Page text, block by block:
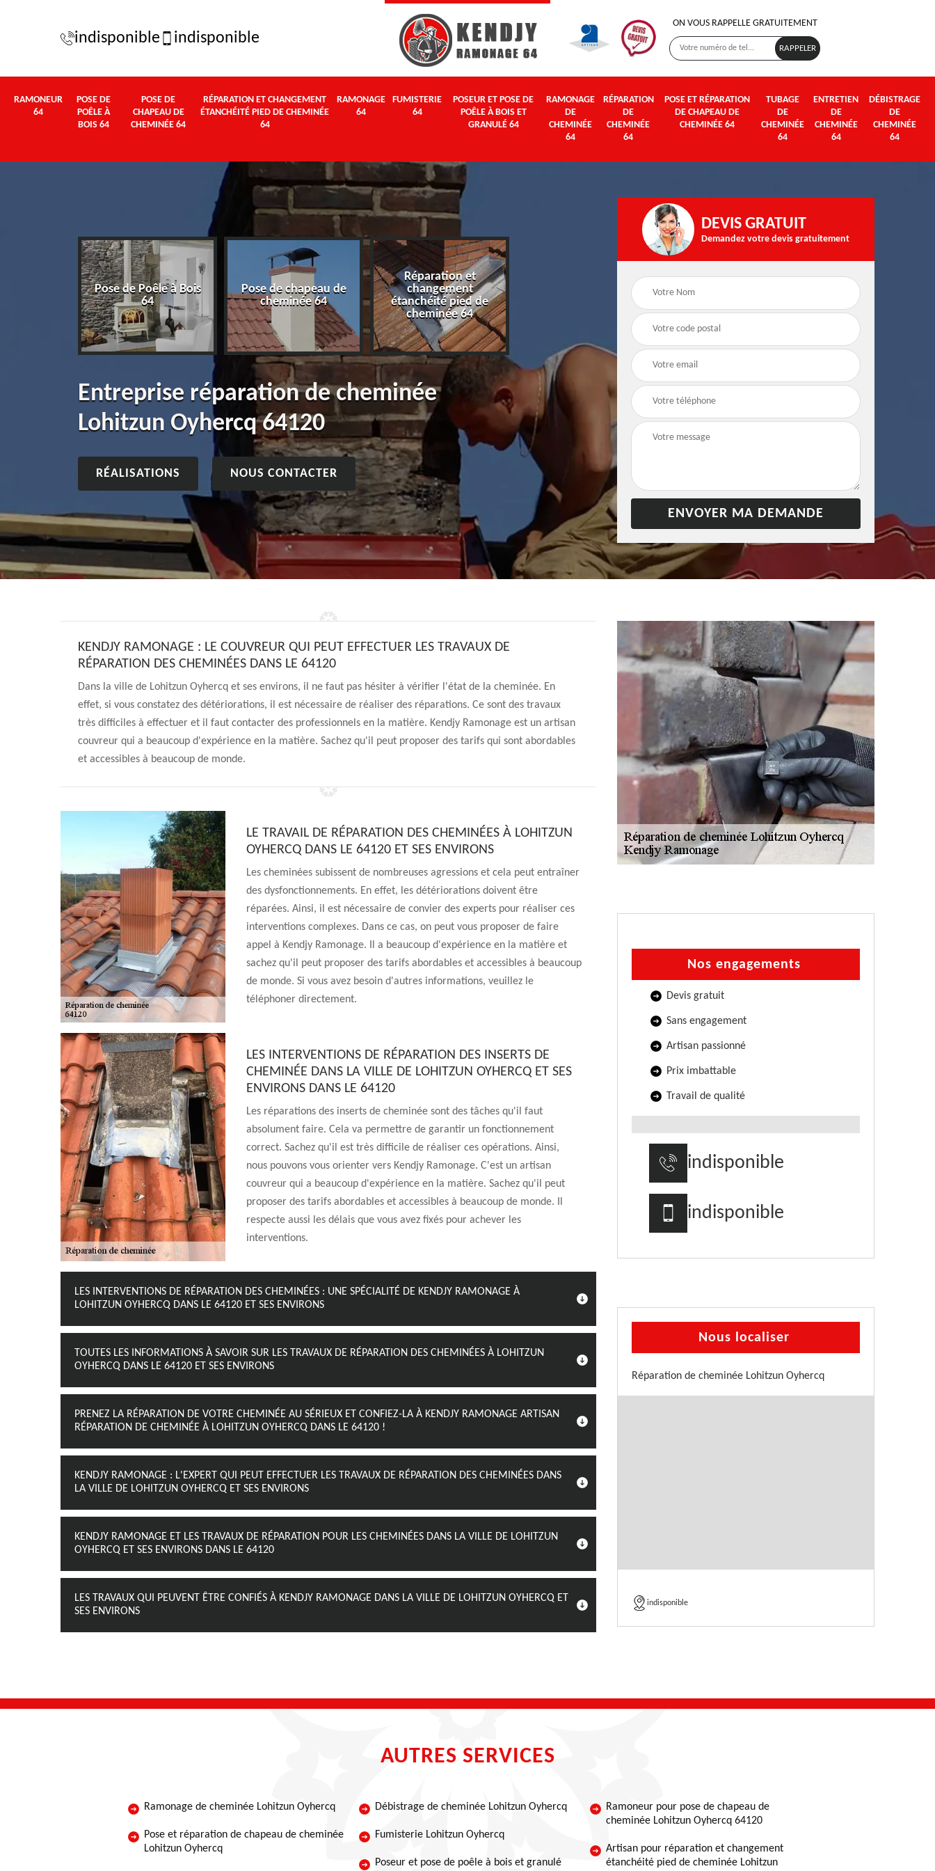
indisponible indisponible
ON VOUS RAPPELLE GRATUITEMENT
RAMONEUR
64
POSE DE
POÊLE À
BOIS 64
POSE DE
CHAPEAU DE
CHEMINÉE 64
RÉPARATION ET CHANGEMENT
ÉTANCHÉITÉ PIED DE CHEMINÉE
64
RAMONAGE
64
FUMISTERIE
64
POSEUR ET POSE DE
POÊLE À BOIS ET
GRANULÉ 64
RAMONAGE
DE
CHEMINÉE
64
RÉPARATION
DE
CHEMINÉE
64
POSE ET RÉPARATION
DE CHAPEAU DE
CHEMINÉE 64
TUBAGE
DE
CHEMINÉE
64
ENTRETIEN
DE
CHEMINÉE
64
DÉBISTRAGE
DE
CHEMINÉE
64
Pose de Poêle à Bois
64
Pose de chapeau de
cheminée 64
Réparation et
changement
étanchéité pied de
cheminée 64
Poseur et pose de
poêle à bois et
Entreprise réparation de cheminée
Lohitzun Oyhercq 64120
RÉALISATIONS NOUS CONTACTER
DEVIS GRATUIT
Demandez votre devis gratuitement
KENDJY RAMONAGE : LE COUVREUR QUI PEUT EFFECTUER LES TRAVAUX DE
RÉPARATION DES CHEMINÉES DANS LE 64120
Dans la ville de Lohitzun Oyhercq et ses environs, il ne faut pas hésiter à vérifier l'état de la cheminée. En
effet, si vous constatez des détériorations, il est nécessaire de réaliser des réparations. Ce sont des travaux
très difficiles à effectuer et il faut contacter des professionnels en la matière. Kendjy Ramonage est un artisan
couvreur qui a beaucoup d'expérience en la matière. Sachez qu'il peut proposer des tarifs qui sont abordables
et accessibles à beaucoup de monde.
LE TRAVAIL DE RÉPARATION DES CHEMINÉES À LOHITZUN
OYHERCQ DANS LE 64120 ET SES ENVIRONS
Les cheminées subissent de nombreuses agressions et cela peut entraîner
des dysfonctionnements. En effet, les détériorations doivent être
réparées. Ainsi, il est nécessaire de convier des experts pour réaliser ces
interventions complexes. Dans ce cas, on peut vous proposer de faire
appel à Kendjy Ramonage. Il a beaucoup d'expérience en la matière et
sachez qu'il peut proposer des tarifs abordables et accessibles à beaucoup
de monde. Si vous avez besoin d'autres informations, veuillez le
téléphoner directement.
LES INTERVENTIONS DE RÉPARATION DES INSERTS DE
CHEMINÉE DANS LA VILLE DE LOHITZUN OYHERCQ ET SES
ENVIRONS DANS LE 64120
Les réparations des inserts de cheminée sont des tâches qu'il faut
absolument faire. Cela va permettre de garantir un fonctionnement
correct. Sachez qu'il est très difficile de réaliser ces opérations. Ainsi,
nous pouvons vous orienter vers Kendjy Ramonage. C'est un artisan
couvreur qui a beaucoup d'expérience en la matière. Sachez qu'il peut
proposer des tarifs abordables et accessibles à beaucoup de monde. Il
respecte aussi les délais que vous avez fixés pour achever les
interventions.
LES INTERVENTIONS DE RÉPARATION DES CHEMINÉES : UNE SPÉCIALITÉ DE KENDJY RAMONAGE À
LOHITZUN OYHERCQ DANS LE 64120 ET SES ENVIRONS
TOUTES LES INFORMATIONS À SAVOIR SUR LES TRAVAUX DE RÉPARATION DES CHEMINÉES À LOHITZUN
OYHERCQ DANS LE 64120 ET SES ENVIRONS
PRENEZ LA RÉPARATION DE VOTRE CHEMINÉE AU SÉRIEUX ET CONFIEZ-LA À KENDJY RAMONAGE ARTISAN
RÉPARATION DE CHEMINÉE À LOHITZUN OYHERCQ DANS LE 64120 !
KENDJY RAMONAGE : L'EXPERT QUI PEUT EFFECTUER LES TRAVAUX DE RÉPARATION DES CHEMINÉES DANS
LA VILLE DE LOHITZUN OYHERCQ ET SES ENVIRONS
KENDJY RAMONAGE ET LES TRAVAUX DE RÉPARATION POUR LES CHEMINÉES DANS LA VILLE DE LOHITZUN
OYHERCQ ET SES ENVIRONS DANS LE 64120
LES TRAVAUX QUI PEUVENT ÊTRE CONFIÉS À KENDJY RAMONAGE DANS LA VILLE DE LOHITZUN OYHERCQ ET
SES ENVIRONS
Nos engagements
Devis gratuit
Sans engagement
Artisan passionné
Prix imbattable
Travail de qualité
indisponible
indisponible
Nous localiser
Réparation de cheminée Lohitzun Oyhercq
indisponible
AUTRES SERVICES
Ramonage de cheminée Lohitzun Oyhercq
Pose et réparation de chapeau de cheminée
Lohitzun Oyhercq
Débistrage de cheminée Lohitzun Oyhercq
Fumisterie Lohitzun Oyhercq
Poseur et pose de poêle à bois et granulé
Ramoneur pour pose de chapeau de
cheminée Lohitzun Oyhercq 64120
Artisan pour réparation et changement
étanchéité pied de cheminée Lohitzun